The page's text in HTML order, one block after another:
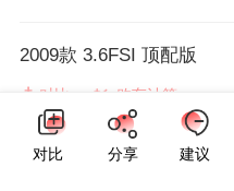
2009款 3.6FSI 顶配版
对比 购车计算
对比 分享 建议